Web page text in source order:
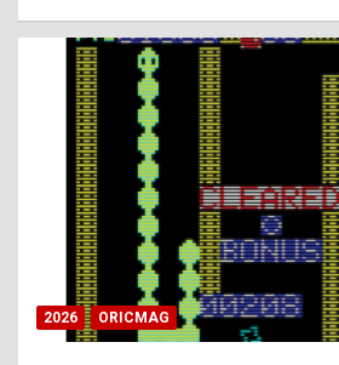
u
l
y
d
i
ff
i
2026 ORICMAG